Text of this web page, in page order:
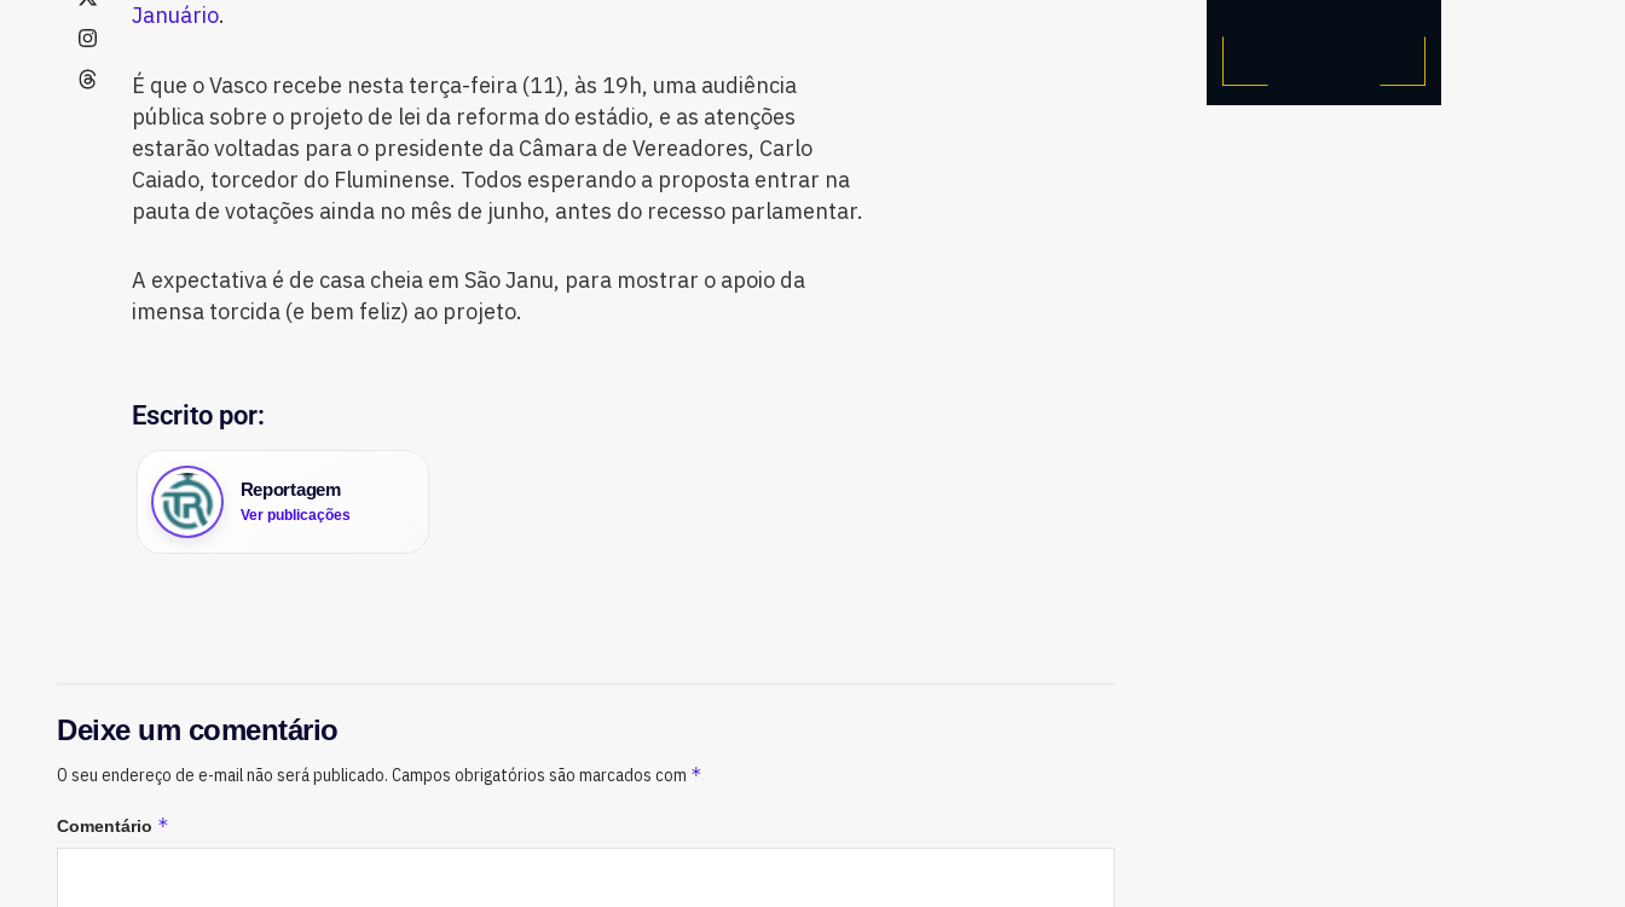
Januário.
É que o Vasco recebe nesta terça-feira (11), às 19h, uma audiência
pública sobre o projeto de lei da reforma do estádio, e as atenções
estarão voltadas para o presidente da Câmara de Vereadores, Carlo
Caiado, torcedor do Fluminense. Todos esperando a proposta entrar na
pauta de votações ainda no mês de junho, antes do recesso parlamentar.
A expectativa é de casa cheia em São Janu, para mostrar o apoio da
imensa torcida (e bem feliz) ao projeto.
Escrito por:
Reportagem
Ver publicações
Deixe um comentário
O seu endereço de e-mail não será publicado. Campos obrigatórios são marcados com *
Comentário *